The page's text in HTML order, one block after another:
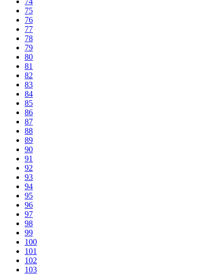
75
76
77
78
79
80
81
82
83
84
85
86
87
88
89
90
91
92
93
94
95
96
97
98
99
100
101
102
103